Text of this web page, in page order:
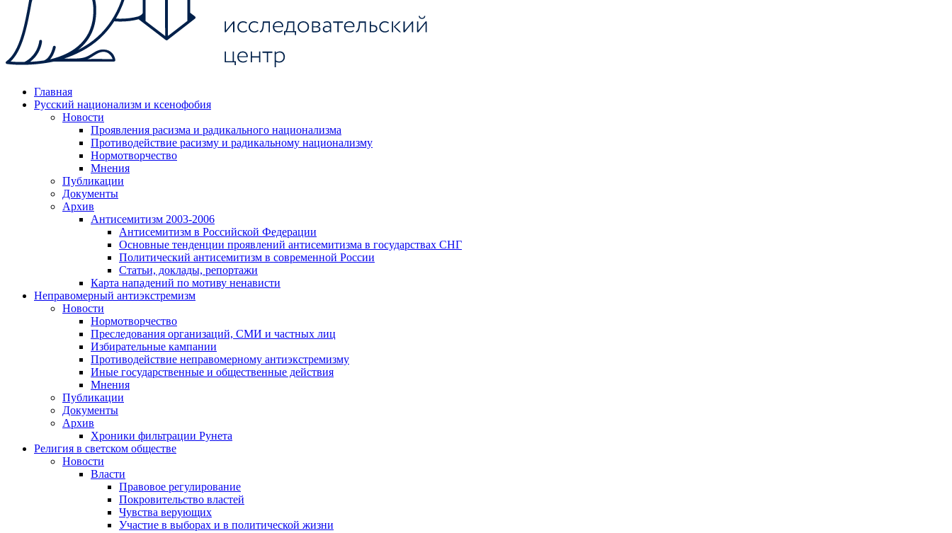
Главная
Русский национализм и ксенофобия
Новости
Проявления расизма и радикального национализма
Противодействие расизму и радикальному национализму
Нормотворчество
Мнения
Публикации
Документы
Архив
Антисемитизм 2003-2006
Антисемитизм в Российской Федерации
Основные тенденции проявлений антисемитизма в государствах СНГ
Политический антисемитизм в современной России
Статьи, доклады, репортажи
Карта нападений по мотиву ненависти
Неправомерный антиэкстремизм
Новости
Нормотворчество
Преследования организаций, СМИ и частных лиц
Избирательные кампании
Противодействие неправомерному антиэкстремизму
Иные государственные и общественные действия
Мнения
Публикации
Документы
Архив
Хроники фильтрации Рунета
Религия в светском обществе
Новости
Власти
Правовое регулирование
Покровительство властей
Чувства верующих
Участие в выборах и в политической жизни